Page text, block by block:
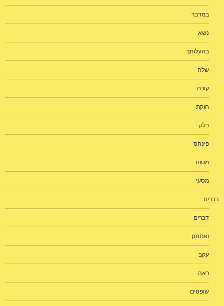
במדבר
נשא
בהעלותך
שלח
קורח
חוקת
בלק
פינחס
מטות
מסעי
דברים
דברים
ואתחנן
עקב
ראה
שופטים